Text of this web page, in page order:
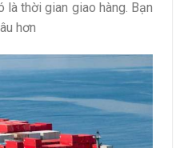
là thời gian giao hàng. Bạn
hơn